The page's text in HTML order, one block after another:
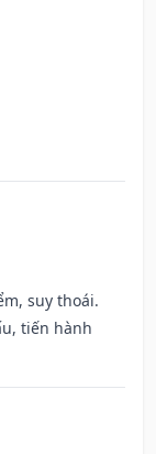
suy thoái.
tiến hành